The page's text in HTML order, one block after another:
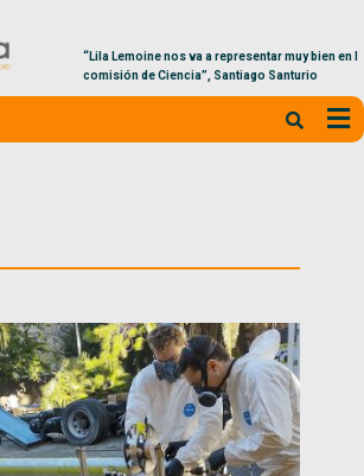
“Lila Lemoine nos va a representar muy bien en la
comisión de Ciencia”, Santiago Santurio